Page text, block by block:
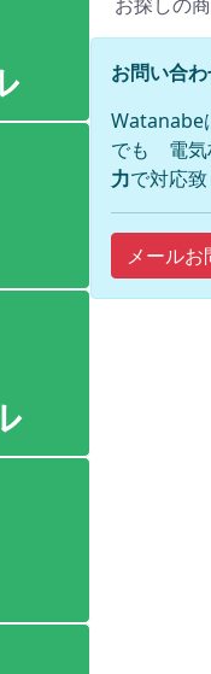
お問い合
Watanabe
でも 電気
力で対応
メールお